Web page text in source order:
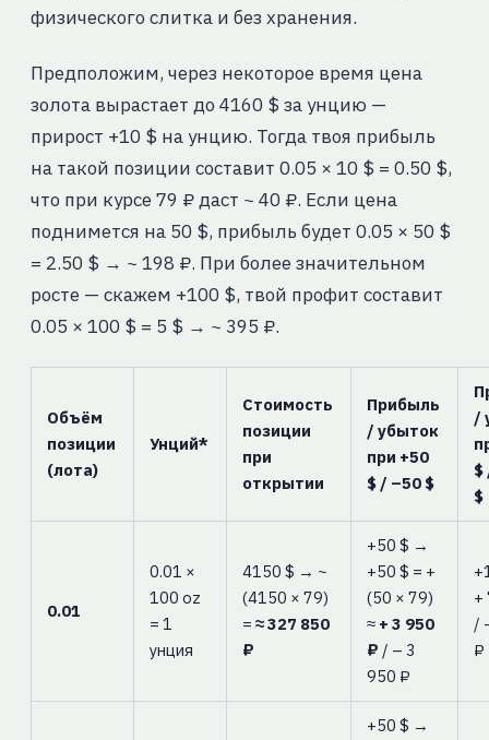
физического слитка и без хранения.
Предположим, через некоторое время цена
золота вырастает до 4160 $ за унцию —
прирост +10 $ на унцию. Тогда твоя прибыль
на такой позиции составит 0.05 × 10 $ = 0.50 $,
что при курсе 79 ₽ даст ~ 40 ₽. Если цена
поднимется на 50 $, прибыль будет 0.05 × 50 $
= 2.50 $ → ~ 198 ₽. При более значительном
росте — скажем +100 $, твой профит составит
0.05 × 100 $ = 5 $ → ~ 395 ₽.
Объём
позиции
(лота)
Унций*
Стоимость
позиции
при
открытии
Прибыль
/ убыток
при +50
$ / –50 $
/
$
$
0.01
0.01 ×
100 oz
= 1
унция
4150 $ → ~
(4150 × 79)
=≈ 327 850
₽
+50 $ →
+50 $ = +
(50 × 79)
≈ + 3 950
₽ / – 3
950 ₽
+
/
₽
+50 $ →